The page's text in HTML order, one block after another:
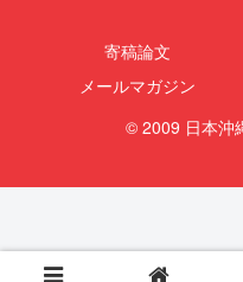
寄稿論文
メールマガジン
© 2009 日本沖